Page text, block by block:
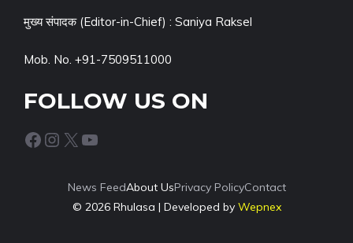
मुख्य संपादक (Editor-in-Chief) : Saniya Raksel
Mob. No. +91-7509511000
FOLLOW US ON
Facebook Instagram X YouTube
News FeedAbout UsPrivacy PolicyContact
© 2026 Rhulasa | Developed by Wepnex